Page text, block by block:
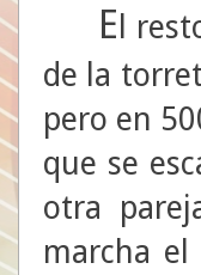
E l
de la
pero en
que se
otra
marcha